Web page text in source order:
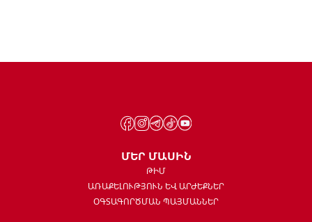
ՄԵՐ ՄԱՍԻՆ
ԹԻՄ
ԱՌԱՔԵԼՈՒԹՅՈՒՆ ԵՎ ԱՐԺԵՔՆԵՐ
ՕԳՏԱԳՈՐԾՄԱՆ ՊԱՅՄԱՆՆԵՐ